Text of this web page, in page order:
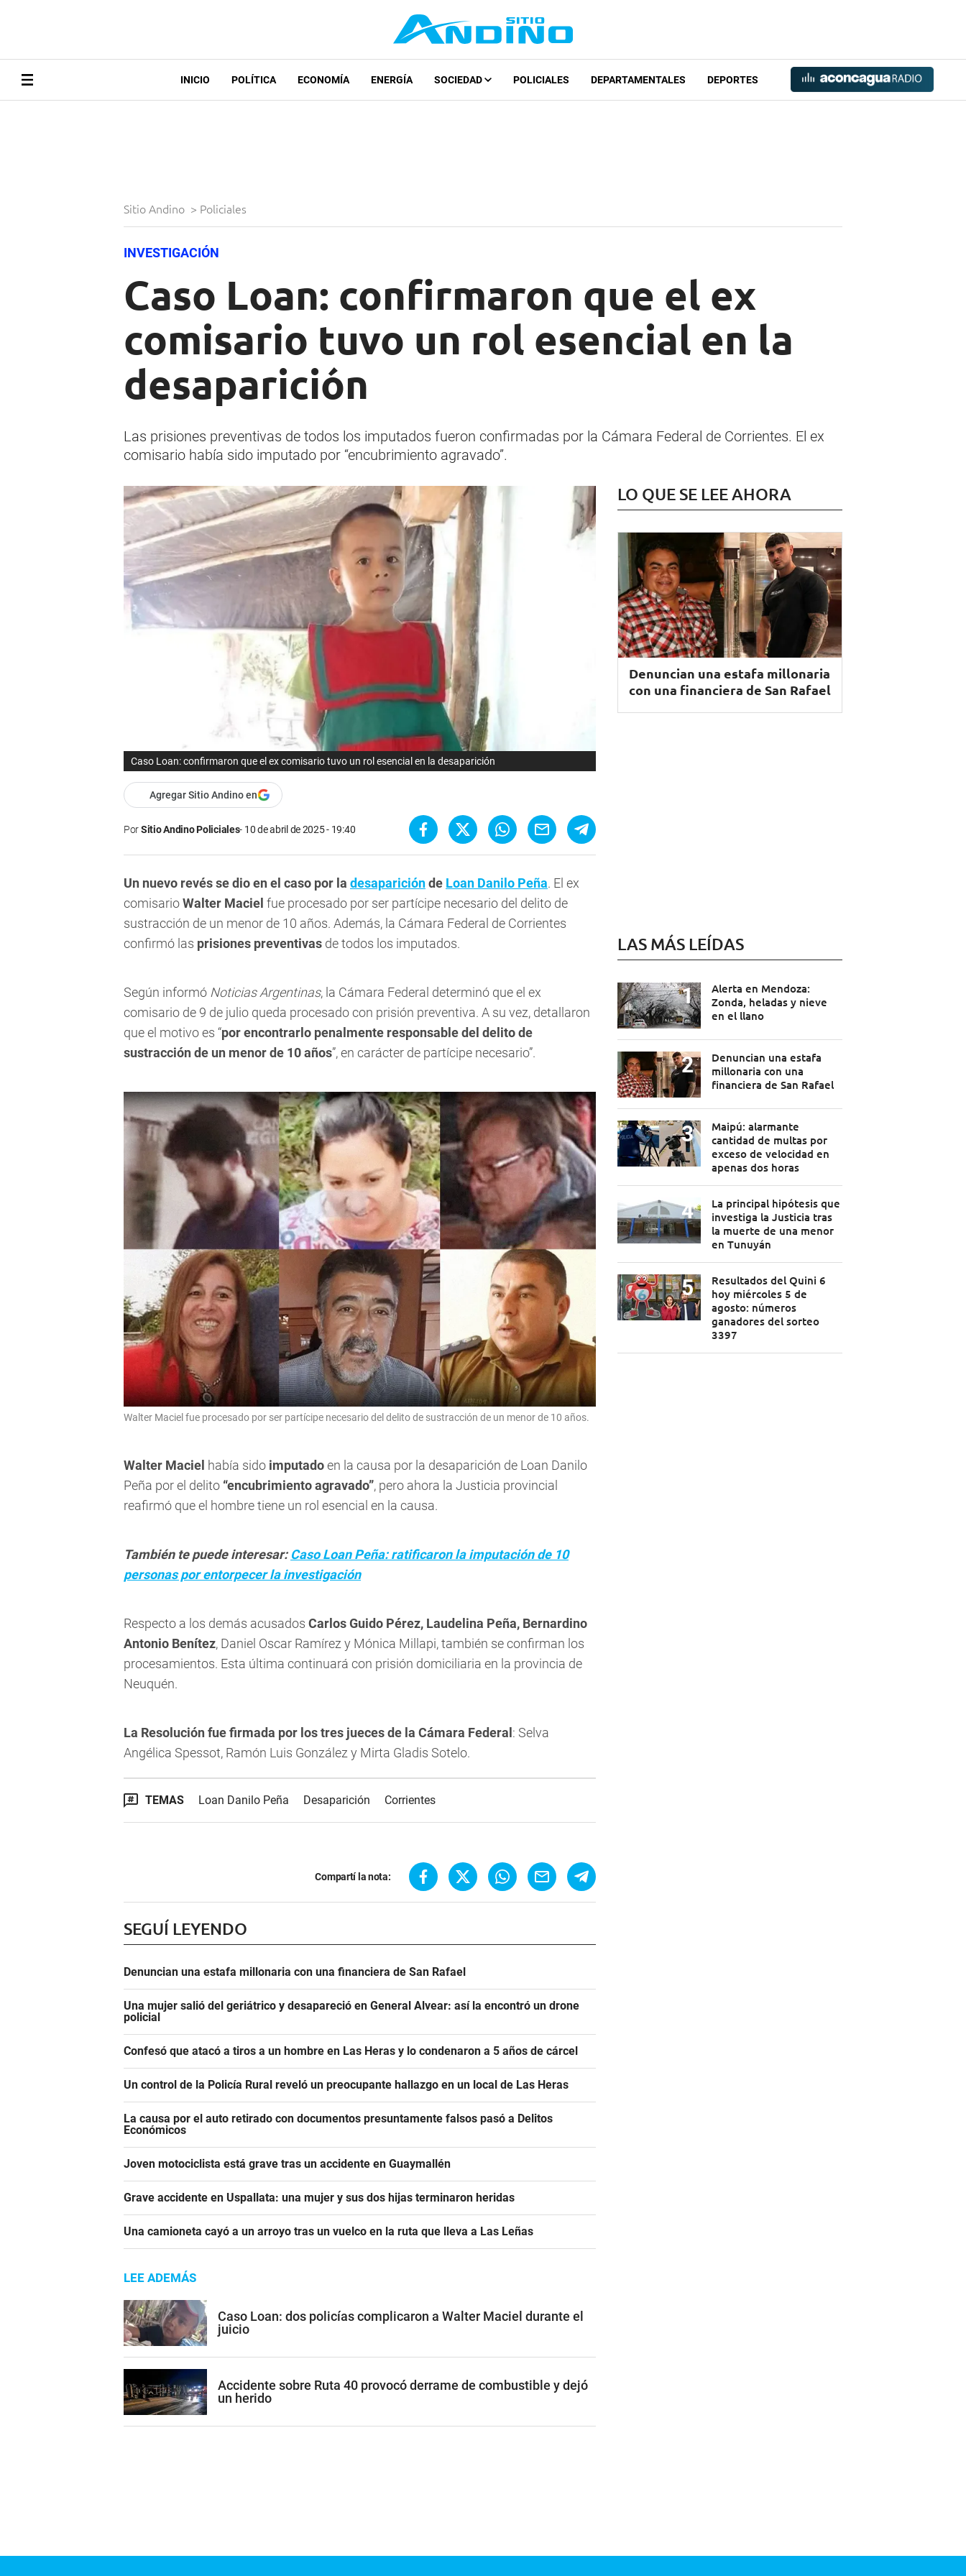
INICIO POLÍTICA ECONOMÍA ENERGÍA SOCIEDAD POLICIALES DEPARTAMENTALES DEPORTES
Sitio Andino > Policiales
INVESTIGACIÓN
Caso Loan: confirmaron que el ex
comisario tuvo un rol esencial en la
desaparición
Las prisiones preventivas de todos los imputados fueron confirmadas por la Cámara Federal de Corrientes. El ex
comisario había sido imputado por “encubrimiento agravado”.
Caso Loan: confirmaron que el ex comisario tuvo un rol esencial en la desaparición
Agregar Sitio Andino en
PorSitio Andino Policiales 10 de abril de 2025 - 19:40
Un nuevo revés se dio en el caso por la desapariciónde Loan Danilo Peña. El ex
comisarioWalter Maciel fue procesado por ser partícipe necesario del delito de
sustracción de un menor de 10 años. Además, la Cámara Federal de Corrientes
confirmó las prisiones preventivas de todos los imputados.
Según informó Noticias Argentinas, la Cámara Federal determinó que el ex
comisario de 9 de julio queda procesado con prisión preventiva. A su vez, detallaron
que el motivo es “por encontrarlo penalmente responsable del delito de
sustracción de un menor de 10 años”, en carácter de partícipe necesario”.
Walter Maciel fue procesado por ser partícipe necesario del delito de sustracción de un menor de 10 años.
Walter Maciel había sido imputadoen la causa por la desaparición de Loan Danilo
Peña por el delito “encubrimiento agravado”, pero ahora la Justicia provincial
reafirmó que el hombre tiene un rol esencial en la causa.
También te puede interesar: Caso Loan Peña: ratificaron la imputación de 10
personas por entorpecer la investigación
Respecto a los demás acusados Carlos Guido Pérez, Laudelina Peña, Bernardino
Antonio Benítez, Daniel Oscar Ramírez y Mónica Millapi, también se confirman los
procesamientos. Esta última continuará con prisión domiciliaria en la provincia de
Neuquén.
La Resolución fue firmada por los tres jueces de la Cámara Federal : Selva
Angélica Spessot, Ramón Luis González y Mirta Gladis Sotelo.
TEMAS Loan Danilo Peña Desaparición Corrientes
Compartí la nota:
SEGUÍ LEYENDO
Denuncian una estafa millonaria con una financiera de San Rafael
Una mujer salió del geriátrico y desapareció en General Alvear: así la encontró un drone
policial
Confesó que atacó a tiros a un hombre en Las Heras y lo condenaron a 5 años de cárcel
Un control de la Policía Rural reveló un preocupante hallazgo en un local de Las Heras
La causa por el auto retirado con documentos presuntamente falsos pasó a Delitos
Económicos
Joven motociclista está grave tras un accidente en Guaymallén
Grave accidente en Uspallata: una mujer y sus dos hijas terminaron heridas
Una camioneta cayó a un arroyo tras un vuelco en la ruta que lleva a Las Leñas
LEE ADEMÁS
Caso Loan: dos policías complicaron a Walter Maciel durante el
juicio
Accidente sobre Ruta 40 provocó derrame de combustible y dejó
un herido
LO QUE SE LEE AHORA
Denuncian una estafa millonaria
con una financiera de San Rafael
LAS MÁS LEÍDAS
Alerta en Mendoza:
Zonda, heladas y nieve
en el llano
Denuncian una estafa
millonaria con una
financiera de San Rafael
Maipú: alarmante
cantidad de multas por
exceso de velocidad en
apenas dos horas
La principal hipótesis que
investiga la Justicia tras
la muerte de una menor
en Tunuyán
Resultados del Quini 6
hoy miércoles 5 de
agosto: números
ganadores del sorteo
3397